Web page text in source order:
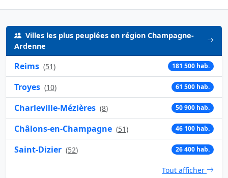
Villes les plus peuplées en région Champagne-
Ardenne
Reims (51) 181 500 hab.
Troyes (10) 61 500 hab.
Charleville-Mézières (8) 50 900 hab.
Châlons-en-Champagne (51) 46 100 hab.
Saint-Dizier (52) 26 400 hab.
Tout afficher